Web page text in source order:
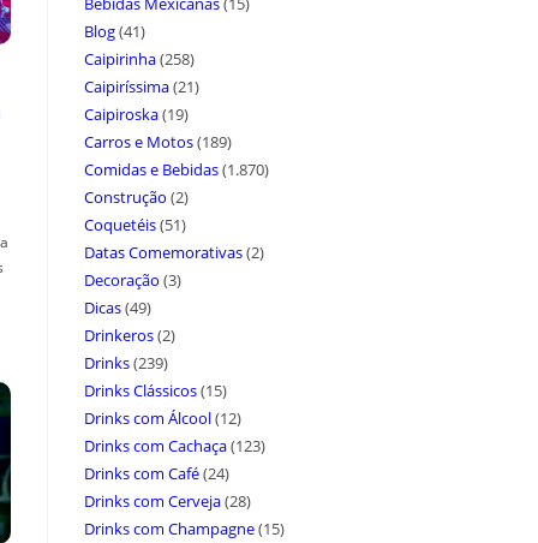
Blog(41)
Caipirinha(258)
Caipiríssima(21)
Caipiroska(19)
Carros e Motos(189)
Comidas e Bebidas(1.870)
Construção (2)
Coquetéis(51)
Datas Comemorativas(2)
Decoração (3)
Dicas(49)
Drinkeros(2)
Drinks(239)
Drinks Clássicos(15)
Drinks com Álcool(12)
Drinks com Cachaça(123)
Drinks com Café(24)
Drinks com Cerveja(28)
Drinks com Champagne(15)